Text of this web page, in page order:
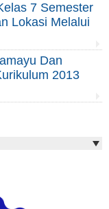
7 Semester
Lokasi Melalui
Dan
2013